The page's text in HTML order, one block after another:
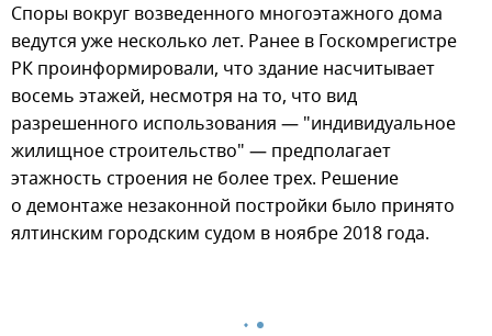
Споры вокруг возведенного многоэтажного дома
ведутся уже несколько лет. Ранее в Госкомрегистре
РК проинформировали, что здание насчитывает
восемь этажей, несмотря на то, что вид
разрешенного использования — "индивидуальное
жилищное строительство" — предполагает
этажность строения не более трех. Решение
о демонтаже незаконной постройки было принято
ялтинским городским судом в ноябре 2018 года.